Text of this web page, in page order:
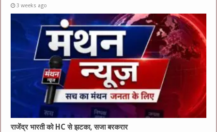
3 weeks ago
राजेंद्र भारती को HC से झटका, सजा बरकरार